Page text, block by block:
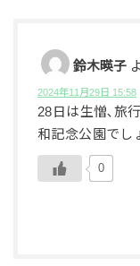
鈴木暎子
2024年11月29日 15:58
28日は生憎､旅
和記念公園でし
0